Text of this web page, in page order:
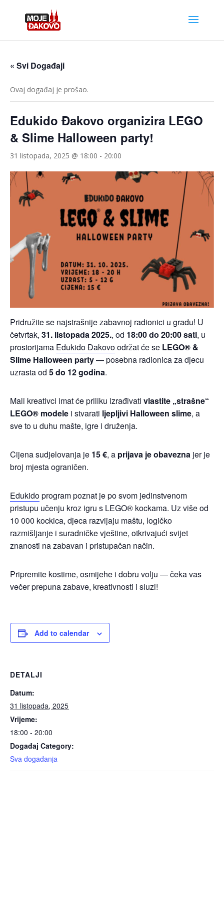
« Svi Događaji
Ovaj događaj je prošao.
Edukido Đakovo organizira LEGO
& Slime Halloween party!
31 listopada, 2025 @ 18:00 - 20:00
Pridružite se najstrašnije zabavnoj radionici u gradu! U
četvrtak, 31. listopada 2025., od 18:00 do 20:00 sati, u
prostorijama Edukido Đakovoodržat će se LEGO® &
Slime Halloween party— posebna radionica za djecu
uzrasta od 5 do 12 godina.
Mali kreativci imat će priliku izrađivati vlastite „strašne“
LEGO® modele i stvarati ljepljivi Halloween slime, a
sve to u duhu mašte, igre i druženja.
Cijena sudjelovanja je 15 €, a prijava je obavezna jer je
broj mjesta ograničen.
Edukidoprogram poznat je po svom jedinstvenom
pristupu učenju kroz igru s LEGO® kockama. Uz više od
10 000 kockica, djeca razvijaju maštu, logičko
razmišljanje i suradničke vještine, otkrivajući svijet
znanosti na zabavan i pristupačan način.
Pripremite kostime, osmijehe i dobru volju — čeka vas
večer prepuna zabave, kreativnosti i sluzi!
Add to calendar
DETALJI
Datum:
31 listopada, 2025
Vrijeme:
18:00 - 20:00
Događaj Category:
Sva događanja